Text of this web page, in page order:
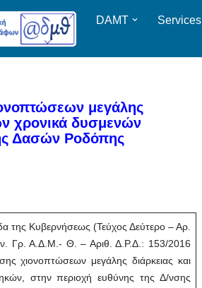
DAMT Services
μεγάλης
χρονικά δυσμενών
Δασών Ροδόπης
της Κυβερνήσεως (Τεύχος Δεύτερο – Αρ.
Γρ. Α.Δ.Μ.- Θ. – Αριθ. Δ.Ρ.Δ.: 153/2016
χιονοπτώσεων μεγάλης διάρκειας και
στην περιοχή ευθύνης της Δ/νσης